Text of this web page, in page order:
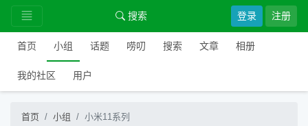
搜索 登录 注册
首页 小组 话题 唠叨 搜索 文章 相册
我的社区 用户
首页 小组 小米11系列